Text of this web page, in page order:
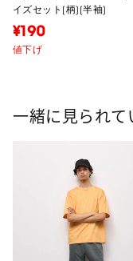
イズセット(柄)(半袖)
¥190
値下げ
一緒に見られて